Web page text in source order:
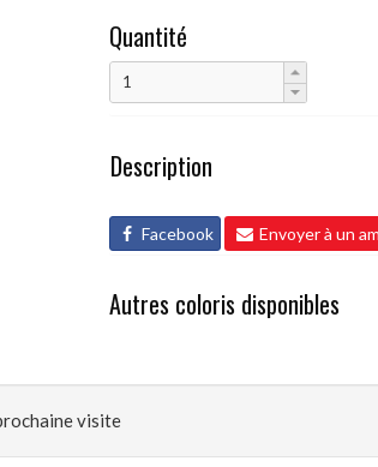
Quantité
Description
Facebook Envoyer à un
Autres coloris disponibles
visite